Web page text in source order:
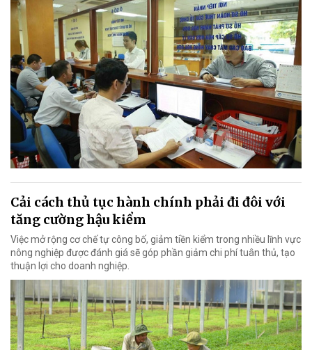
Cải cách thủ tục hành chính phải đi đôi với
tăng cường hậu kiểm
Việc mở rộng cơ chế tự công bố, giảm tiền kiểm trong nhiều lĩnh vực
nông nghiệp được đánh giá sẽ góp phần giảm chi phí tuân thủ, tạo
thuận lợi cho doanh nghiệp.